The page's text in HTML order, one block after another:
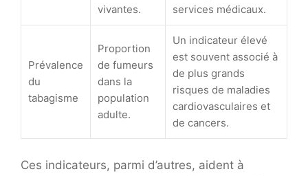
vivantes.
services médicaux.
Prévalence
du
tabagisme
Proportion
de fumeurs
dans la
population
adulte.
Un indicateur élevé
est souvent associé à
de plus grands
risques de maladies
cardiovasculaires et
de cancers.
Ces indicateurs, parmi d’autres, aident à